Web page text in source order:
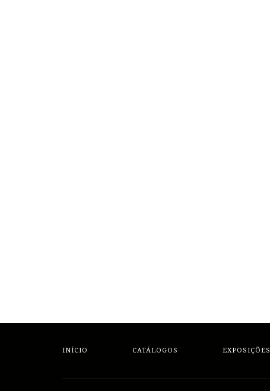
INÍCIO CATÁLOGOS EXPOSIÇÕES